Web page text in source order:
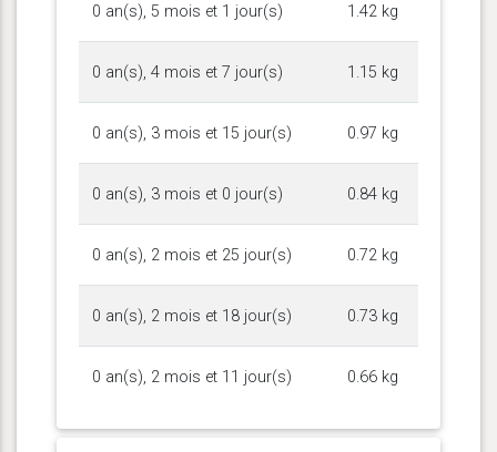
0 an(s), 5 mois et 1 jour(s) 1.42 kg
0 an(s), 4 mois et 7 jour(s) 1.15 kg
0 an(s), 3 mois et 15 jour(s) 0.97 kg
0 an(s), 3 mois et 0 jour(s) 0.84 kg
0 an(s), 2 mois et 25 jour(s) 0.72 kg
0 an(s), 2 mois et 18 jour(s) 0.73 kg
0 an(s), 2 mois et 11 jour(s) 0.66 kg